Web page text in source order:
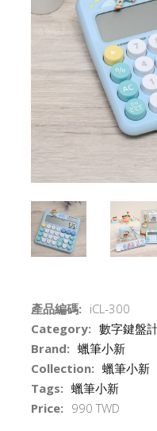
產品編碼: iCL-300
Category: 數字鍵盤
Brand: 蠟筆小新
Collection: 蠟筆小新
Tags: 蠟筆小新
Price: 990 TWD